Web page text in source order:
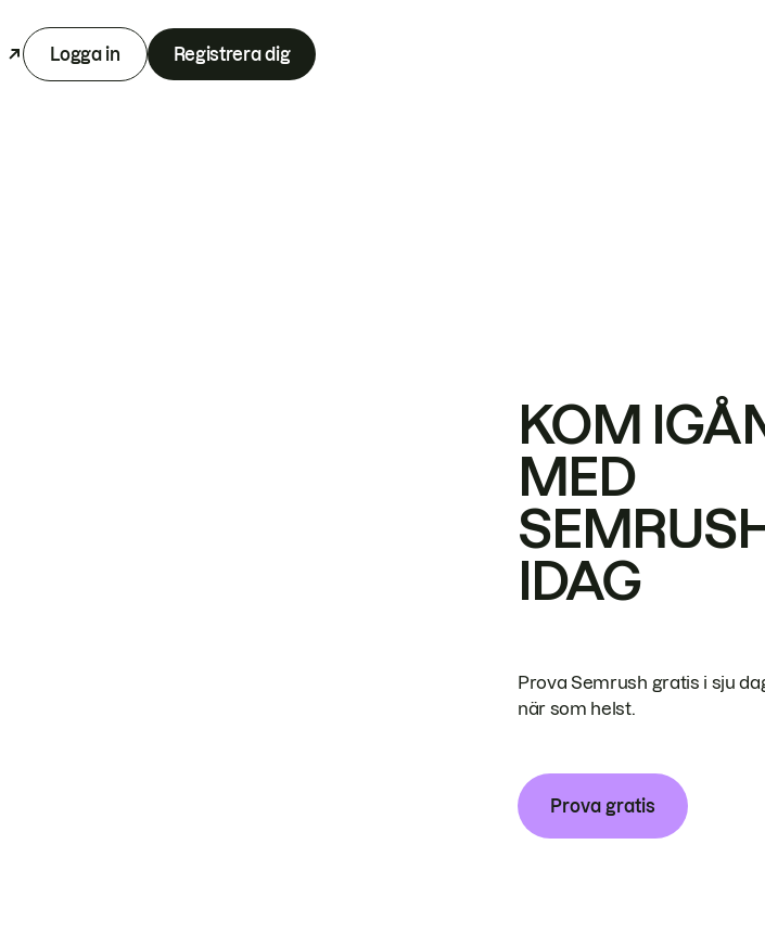
Logga in Registrera dig
KOM
MED
IDAG
Prova Semrush gratis i sju
när som helst.
Prova gratis